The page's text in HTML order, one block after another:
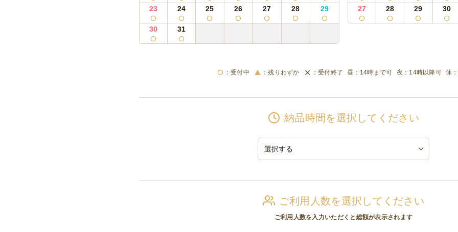
23 24 25 26 27 28 29
30 31
27 28 29 30
受付中 残りわずか 受付終了 14時まで可 14時以降可
納品時間を選択してください
ご利用人数を選択してください
ご利用人数を入力いただくと総額が表示されます